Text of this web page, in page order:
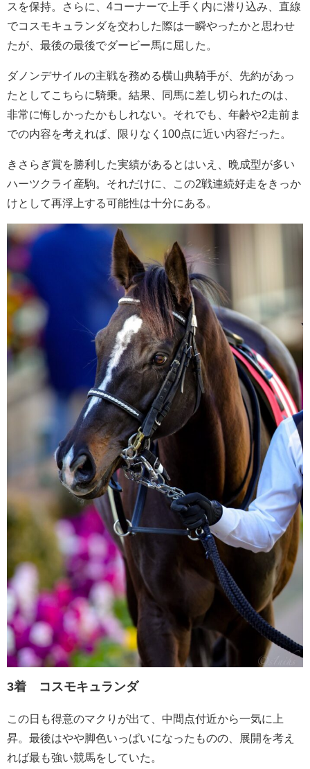
スを保持。さらに、4コーナーで上手く内に潜り込み、直線
でコスモキュランダを交わした際は一瞬やったかと思わせ
たが、最後の最後でダービー馬に屈した。
ダノンデサイルの主戦を務める横山典騎手が、先約があっ
たとしてこちらに騎乗。結果、同馬に差し切られたのは、
非常に悔しかったかもしれない。それでも、年齢や2走前ま
での内容を考えれば、限りなく100点に近い内容だった。
きさらぎ賞を勝利した実績があるとはいえ、晩成型が多い
ハーツクライ産駒。それだけに、この2戦連続好走をきっか
けとして再浮上する可能性は十分にある。
3着 コスモキュランダ
この日も得意のマクりが出て、中間点付近から一気に上
昇。最後はやや脚色いっぱいになったものの、展開を考え
れば最も強い競馬をしていた。